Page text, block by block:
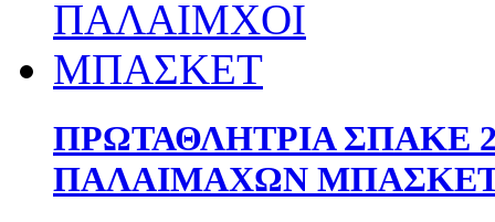
ΠΡΩΤΑΘΛΗΤΡΙΑ ΣΠΑΚΕ
ΠΑΛΑΙΜΑΧΩΝ